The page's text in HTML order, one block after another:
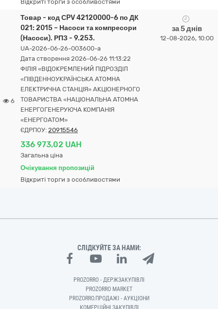
Відкриті торги з особливостями
6
Товар - код СPV 42120000-6 по ДК
021: 2015 – Насоси та компресори
(Насоси). РПЗ - 9.253.
UA-2026-06-26-003600-a
Дата створення 2026-06-26 11:13:22
ФІЛІЯ «ВІДОКРЕМЛЕНИЙ ПІДРОЗДІЛ
«ПІВДЕННОУКРАЇНСЬКА АТОМНА
ЕЛЕКТРИЧНА СТАНЦІЯ» АКЦІОНЕРНОГО
ТОВАРИСТВА «НАЦІОНАЛЬНА АТОМНА
ЕНЕРГОГЕНЕРУЮЧА КОМПАНІЯ
«ЕНЕРГОАТОМ»
ЄДРПОУ: 20915546
336 973,02 UAH
Загальна ціна
Очікування пропозицій
Відкриті торги з особливостями
за 5 днів
12-08-2026, 10:00
СЛІДКУЙТЕ ЗА НАМИ:
PROZORRO - ДЕРЖЗАКУПІВЛІ
PROZORRO MARKET
PROZORRO.ПРОДАЖІ - АУКЦІОНИ
КОМЕРЦІЙНІ ЗАКУПІВЛІ